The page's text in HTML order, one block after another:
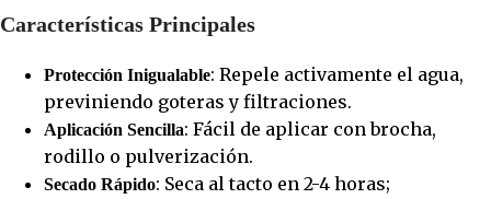
Características Principales
Protección Inigualable: Repele activamente el agua,
previniendo goteras y filtraciones.
Aplicación Sencilla: Fácil de aplicar con brocha,
rodillo o pulverización.
Secado Rápido: Seca al tacto en 2-4 horas;